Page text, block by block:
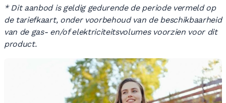
* Dit aanbod is geldig gedurende de periode vermeld op
de tariefkaart, onder voorbehoud van de beschikbaarheid
van de gas- en/of elektriciteitsvolumes voorzien voor dit
product.